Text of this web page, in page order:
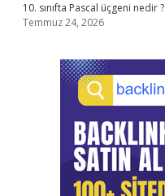
10. sınıfta Pascal üçgeni nedir ?
Temmuz 24, 2026